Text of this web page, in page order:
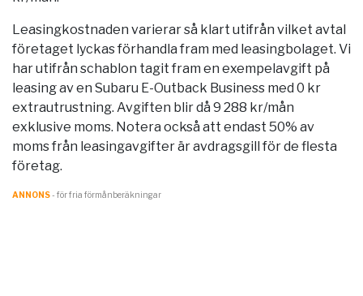
Leasingkostnaden varierar så klart utifrån vilket avtal
företaget lyckas förhandla fram med leasingbolaget. Vi
har utifrån schablon tagit fram en exempelavgift på
leasing av en Subaru E-Outback Business med 0 kr
extrautrustning. Avgiften blir då 9 288 kr/mån
exklusive moms. Notera också att endast 50% av
moms från leasingavgifter är avdragsgill för de flesta
företag.
ANNONS- för fria förmånberäkningar